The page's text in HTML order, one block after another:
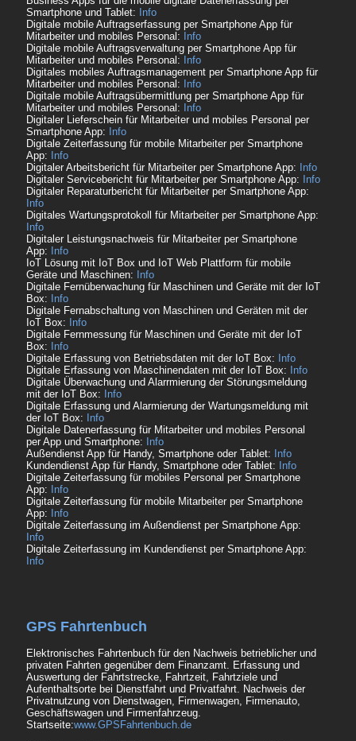
Smartphone und Tablet: Info
Digitale mobile Auftragserfassung per Smartphone App für
Mitarbeiter und mobiles Personal: Info
Digitale mobile Auftragsverwaltung per Smartphone App für
Mitarbeiter und mobiles Personal: Info
Digitales mobiles Auftragsmanagement per Smartphone App für
Mitarbeiter und mobiles Personal: Info
Digitale mobile Auftragsübermittlung per Smartphone App für
Mitarbeiter und mobiles Personal: Info
Digitaler Lieferschein für Mitarbeiter und mobiles Personal per
Smartphone App: Info
Digitale Zeiterfassung für mobile Mitarbeiter per Smartphone
App: Info
Digitaler Arbeitsbericht für Mitarbeiter per Smartphone App: Info
Digitaler Servicebericht für Mitarbeiter per Smartphone App: Info
Digitaler Reparaturbericht für Mitarbeiter per Smartphone App:
Info
Digitales Wartungsprotokoll für Mitarbeiter per Smartphone App:
Info
Digitaler Leistungsnachweis für Mitarbeiter per Smartphone
App: Info
IoT Lösung mit IoT Box und IoT Web Plattform für mobile
Geräte und Maschinen: Info
Digitale Fernüberwachung für Maschinen und Geräte mit der IoT
Box: Info
Digitale Fernabschaltung von Maschinen und Geräten mit der
IoT Box: Info
Digitale Fernmessung für Maschinen und Geräte mit der IoT
Box: Info
Digitale Erfassung von Betriebsdaten mit der IoT Box: Info
Digitale Erfassung von Maschinendaten mit der IoT Box: Info
Digitale Überwachung und Alarrmierung der Störungsmeldung
mit der IoT Box: Info
Digitale Erfassung und Alarmierung der Wartungsmeldung mit
der IoT Box: Info
Digitale Datenerfassung für Mitarbeiter und mobiles Personal
per App und Smartphone: Info
Außendienst App für Handy, Smartphone oder Tablet: Info
Kundendienst App für Handy, Smartphone oder Tablet: Info
Digitale Zeiterfassung für mobiles Personal per Smartphone
App: Info
Digitale Zeiterfassung für mobile Mitarbeiter per Smartphone
App: Info
Digitale Zeiterfassung im Außendienst per Smartphone App:
Info
Digitale Zeiterfassung im Kundendienst per Smartphone App:
Info
GPS Fahrtenbuch
Elektronisches Fahrtenbuch für den Nachweis betrieblicher und
privaten Fahrten gegenüber dem Finanzamt. Erfassung und
Auswertung der Fahrtstrecke, Fahrtzeit, Fahrtziele und
Aufenthaltsorte bei Dienstfahrt und Privatfahrt. Nachweis der
Privatnutzung von Dienstwagen, Firmenwagen, Firmenauto,
Geschäftswagen und Firmenfahrzeug.
Startseite:www.GPSFahrtenbuch.de